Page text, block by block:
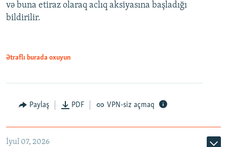
1080p
və buna etiraz olaraq aclıq aksiyasına başladığı
bildirilir.
Ətraflı burada oxuyun
Paylaş PDF VPN-siz açmaq
İyul 07, 2026